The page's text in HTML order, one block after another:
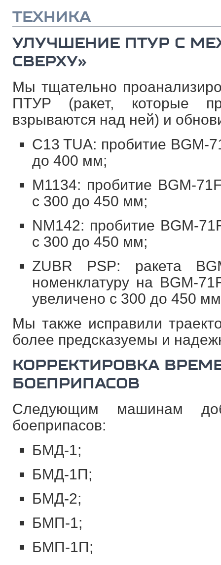
ТЕХНИКА
УЛУЧШЕНИЕ ПТУР С
СВЕРХУ»
Мы тщательно
ПТУР (ракет, которые
взрываются над ней) и
C13 TUA: пробитие BGM-
до 400 мм;
М1134: пробитие BGM-
с 300 до 450 мм;
NM142: пробитие BGM-
с 300 до 450 мм;
ZUBR PSP: ракета
номенклатуру на BGM-
увеличено с 300 до 450
Мы также исправили
более предсказуемы и
КОРРЕКТИРОВКА
БОЕПРИПАСОВ
Следующим машинам
боеприпасов:
БМД-1;
БМД-1П;
БМД-2;
БМП-1;
БМП-1П;